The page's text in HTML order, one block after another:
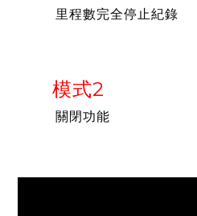
里程數完全停止紀錄
模式2
關閉功能